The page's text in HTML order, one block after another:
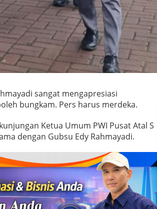
sangat mengapresiasi
bungkam. Pers harus merdeka.
Ketua Umum PWI Pusat Atal S
dengan Gubsu Edy Rahmayadi.